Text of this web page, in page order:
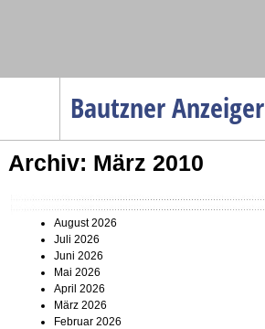
Bautzner Anzeiger
Menüpunkte
Startseite
Gesellschaft
Wirtschaft
Service
Verkehr
Archiv: März 2010
August 2026
Juli 2026
Juni 2026
Mai 2026
April 2026
März 2026
Februar 2026